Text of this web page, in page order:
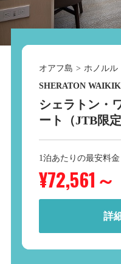
オアフ島 > ホノルル
SHERATON
シェラトン・
ート（JTB限
1泊あたりの最安料金
¥72,561～
詳